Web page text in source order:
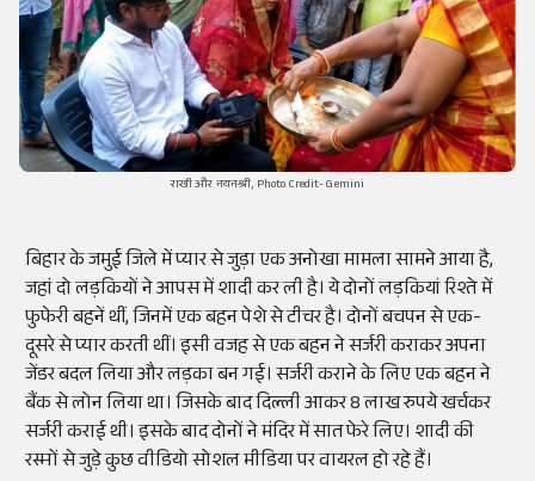
राखी और नयनश्री, Photo Credit- Gemini
बिहार के जमुई जिले में प्यार से जुड़ा एक अनोखा मामला सामने आया है,
जहां दो लड़कियों ने आपस में शादी कर ली है। ये दोनों लड़कियां रिश्ते में
फुफेरी बहनें थीं, जिनमें एक बहन पेशे से टीचर है। दोनों बचपन से एक-
दूसरे से प्यार करती थीं। इसी वजह से एक बहन ने सर्जरी कराकर अपना
जेंडर बदल लिया और लड़का बन गई। सर्जरी कराने के लिए एक बहन ने
बैंक से लोन लिया था। जिसके बाद दिल्ली आकर 8 लाख रुपये खर्चकर
सर्जरी कराई थी। इसके बाद दोनों ने मंदिर में सात फेरे लिए। शादी की
रस्मों से जुड़े कुछ वीडियो सोशल मीडिया पर वायरल हो रहे हैं।